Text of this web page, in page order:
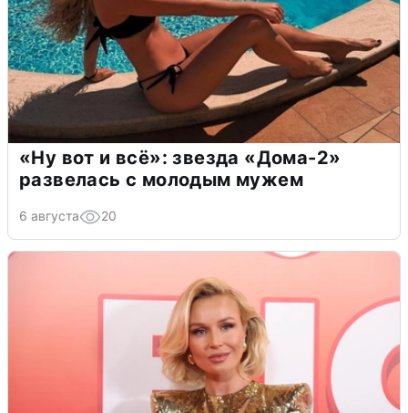
«Ну вот и всё»: звезда «Дома-2»
развелась с молодым мужем
6 августа 20